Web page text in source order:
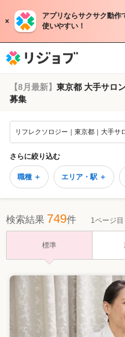
アプリならサクサク動作
使いやすい！
【8月最新】 東京都 大手サロ
募集
リフレクソロジー｜東京都｜大手サ
さらに絞り込む
職種 ＋ エリア・駅 ＋
検索結果 749件 1ページ目
標準